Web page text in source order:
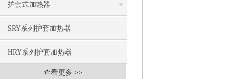
护套式加热器
SRY系列护套加热器
HRY系列护套加热器
查看更多 >>